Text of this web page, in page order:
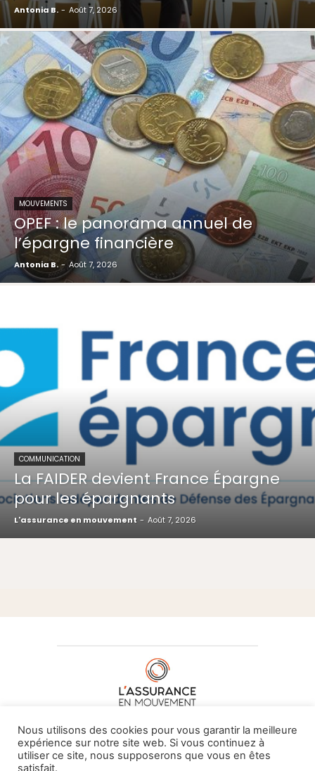
Antonia B. - Août 7, 2026
MOUVEMENTS
OPEF : le panorama annuel de
l’épargne financière
Antonia B. - Août 7, 2026
COMMUNICATION
La FAIDER devient France Épargne
pour les épargnants
L'assurance en mouvement - Août 7, 2026
À PROPOS DE NOUS•CONTACT
Nous utilisons des cookies pour vous garantir la meilleure
expérience sur notre site web. Si vous continuez à
utiliser ce site, nous supposerons que vous en êtes
satisfait.